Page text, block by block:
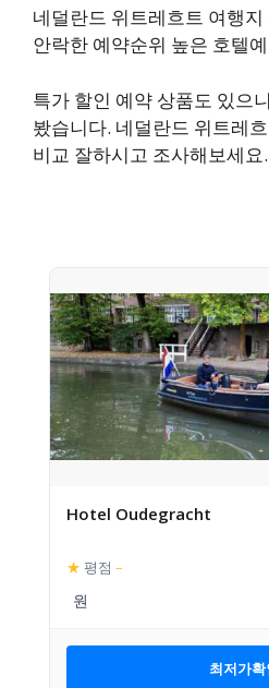
네덜란드 위트레흐트 여행
안락한 예약순위 높은 호텔
특가 할인 예약 상품도 있으
봤습니다. 네덜란드 위트레
비교 잘하시고 조사해보세요.
Hotel Oudegracht
★ 평점 –
최저가확